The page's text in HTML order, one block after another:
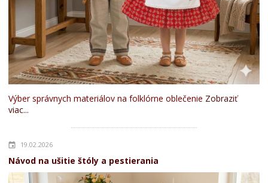
Výber správnych materiálov na folklórne oblečenie Zobraziť
viac...
19.02.2026
Návod na ušitie štóly a pestierania